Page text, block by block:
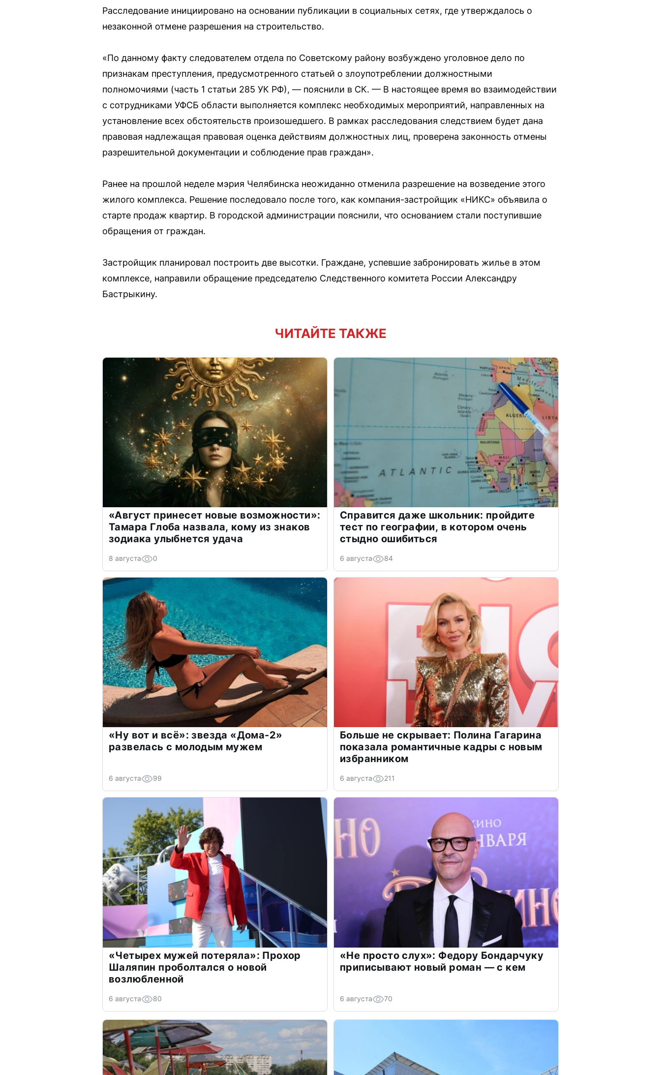
Расследование инициировано на основании публикации в социальных сетях, где утверждалось о
незаконной отмене разрешения на строительство.
«По данному факту следователем отдела по Советскому району возбуждено уголовное дело по
признакам преступления, предусмотренного статьей о злоупотреблении должностными
полномочиями (часть 1 статьи 285 УК РФ), — пояснили в СК. — В настоящее время во взаимодействии
с сотрудниками УФСБ области выполняется комплекс необходимых мероприятий, направленных на
установление всех обстоятельств произошедшего. В рамках расследования следствием будет дана
правовая надлежащая правовая оценка действиям должностных лиц, проверена законность отмены
разрешительной документации и соблюдение прав граждан».
Ранее на прошлой неделе мэрия Челябинска неожиданно отменила разрешение на возведение этого
жилого комплекса. Решение последовало после того, как компания-застройщик «НИКС» объявила о
старте продаж квартир. В городской администрации пояснили, что основанием стали поступившие
обращения от граждан.
Застройщик планировал построить две высотки. Граждане, успевшие забронировать жилье в этом
комплексе, направили обращение председателю Следственного комитета России Александру
Бастрыкину.
ЧИТАЙТЕ ТАКЖЕ
«Август принесет новые возможности»:
Тамара Глоба назвала, кому из знаков
зодиака улыбнется удача
8 августа 0
Справится даже школьник: пройдите
тест по географии, в котором очень
стыдно ошибиться
6 августа 84
«Ну вот и всё»: звезда «Дома-2»
развелась с молодым мужем
6 августа 99
Больше не скрывает: Полина Гагарина
показала романтичные кадры с новым
избранником
6 августа 211
«Четырех мужей потеряла»: Прохор
Шаляпин проболтался о новой
возлюбленной
6 августа 80
«Не просто слух»: Федору Бондарчуку
приписывают новый роман — с кем
6 августа 70